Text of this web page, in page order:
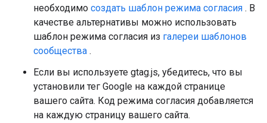
необходимо создать шаблон режима согласия . В
качестве альтернативы можно использовать
шаблон режима согласия из галереи шаблонов
сообщества .
Если вы используете gtag.js, убедитесь, что вы
установили тег Google на каждой странице
вашего сайта. Код режима согласия добавляется
на каждую страницу вашего сайта.